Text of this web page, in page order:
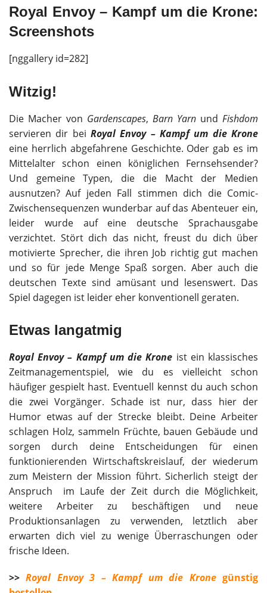
Royal Envoy – Kampf um die Krone:
Screenshots
[nggallery id=282]
Witzig!
Die Macher von Gardenscapes, Barn Yarn und Fishdom
servieren dir bei Royal Envoy – Kampf um die Krone
eine herrlich abgefahrene Geschichte. Oder gab es im
Mittelalter schon einen königlichen Fernsehsender?
Und gemeine Typen, die die Macht der Medien
ausnutzen? Auf jeden Fall stimmen dich die Comic-
Zwischensequenzen wunderbar auf das Abenteuer ein,
leider wurde auf eine deutsche Sprachausgabe
verzichtet. Stört dich das nicht, freust du dich über
motivierte Sprecher, die ihren Job richtig gut machen
und so für jede Menge Spaß sorgen. Aber auch die
deutschen Texte sind amüsant und lesenswert. Das
Spiel dagegen ist leider eher konventionell geraten.
Etwas langatmig
Royal Envoy – Kampf um die Krone ist ein klassisches
Zeitmanagementspiel, wie du es vielleicht schon
häufiger gespielt hast. Eventuell kennst du auch schon
die zwei Vorgänger. Schade ist nur, dass hier der
Humor etwas auf der Strecke bleibt. Deine Arbeiter
schlagen Holz, sammeln Früchte, bauen Gebäude und
sorgen durch deine Entscheidungen für einen
funktionierenden Wirtschaftskreislauf, der wiederum
zum Meistern der Mission führt. Sicherlich steigt der
Anspruch im Laufe der Zeit durch die Möglichkeit,
weitere Arbeiter zu beschäftigen und neue
Produktionsanlagen zu verwenden, letztlich aber
erwarten dich viel zu wenige Überraschungen oder
frische Ideen.
>>Royal Envoy 3 – Kampf um die Kronegünstig